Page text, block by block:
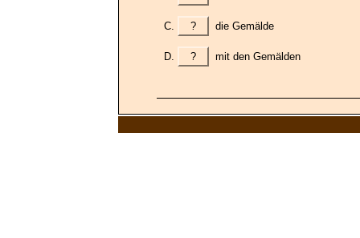
? die Gemälde
? mit den Gemälden